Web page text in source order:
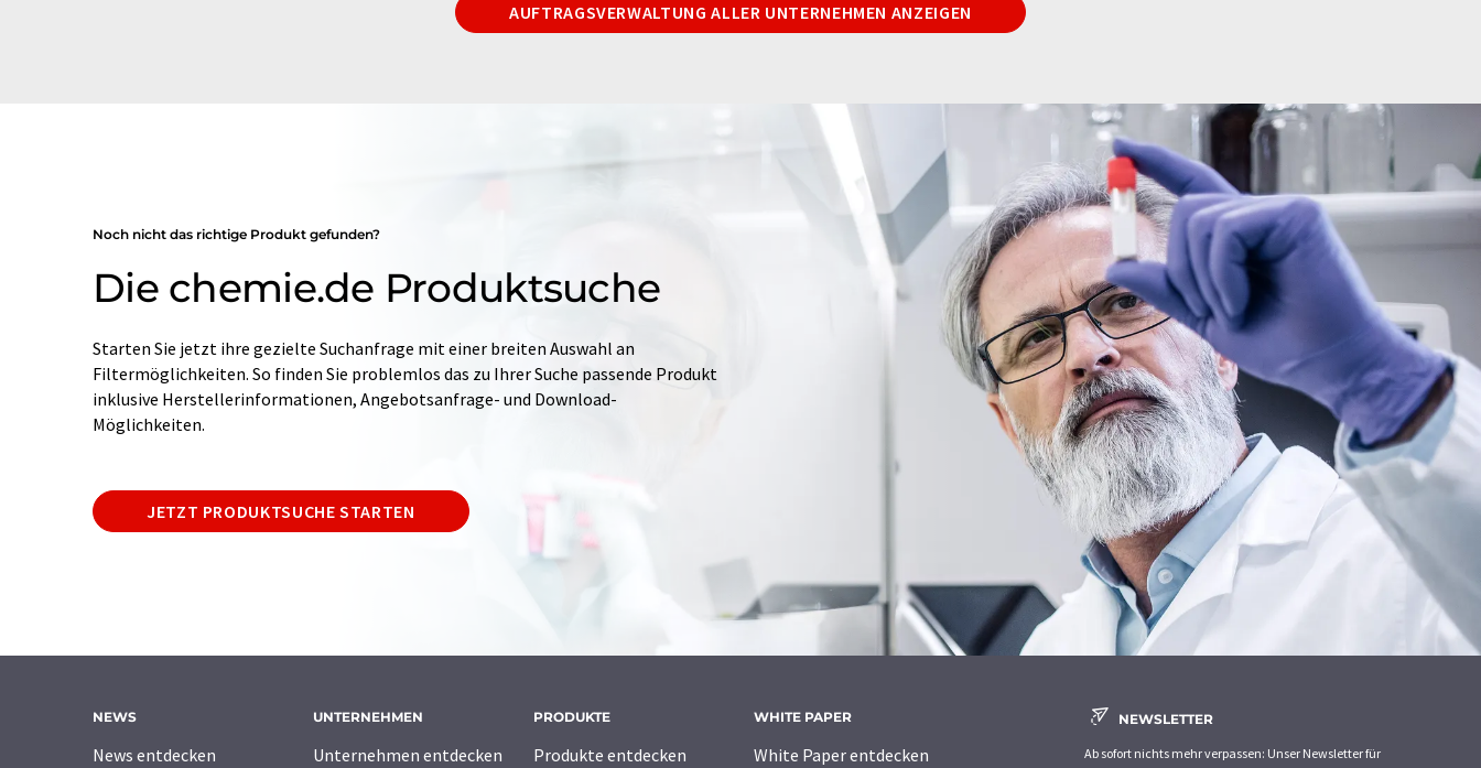
AUFTRAGSVERWALTUNG ALLER UNTERNEHMEN ANZEIGEN
Noch nicht das richtige Produkt gefunden?
Die chemie.de Produktsuche
Starten Sie jetzt ihre gezielte Suchanfrage mit einer breiten Auswahl an
Filtermöglichkeiten. So finden Sie problemlos das zu Ihrer Suche passende Produkt
inklusive Herstellerinformationen, Angebotsanfrage- und Download-
Möglichkeiten.
JETZT PRODUKTSUCHE STARTEN
NEWS
News entdecken
UNTERNEHMEN
Unternehmen entdecken
PRODUKTE
Produkte entdecken
WHITE PAPER
White Paper entdecken
NEWSLETTER
Ab sofort nichts mehr verpassen: Unser Newsletter für